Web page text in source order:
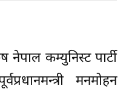
नेपाल कम्युनिस्ट पार्टी
मनमोहन